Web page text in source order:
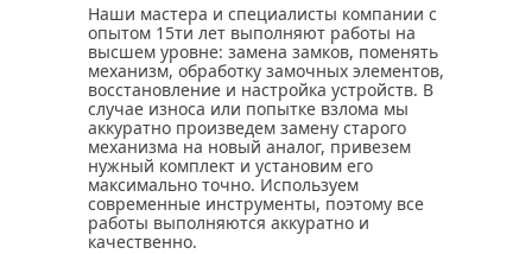
Наши мастера и специалисты компании с
опытом 15ти лет выполняют работы на
высшем уровне: замена замков, поменять
механизм, обработку замочных элементов,
восстановление и настройка устройств. В
случае износа или попытке взлома мы
аккуратно произведем замену старого
механизма на новый аналог, привезем
нужный комплект и установим его
максимально точно. Используем
современные инструменты, поэтому все
работы выполняются аккуратно и
качественно.